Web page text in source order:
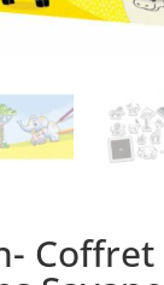
Coffret